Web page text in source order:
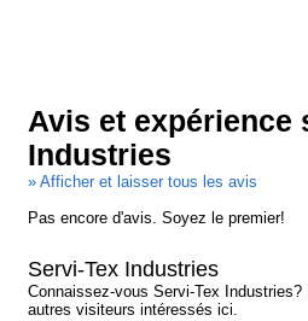
Avis et expérience
Industries
» Afficher et laisser tous les avis
Pas encore d'avis. Soyez le premier!
Servi-Tex Industries
Connaissez-vous Servi-Tex
autres visiteurs intéressés ici.